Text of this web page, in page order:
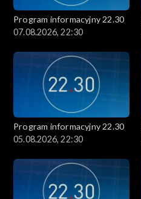
Program informacyjny 22.30
07.08.2026, 22:30
Program informacyjny 22.30
05.08.2026, 22:30